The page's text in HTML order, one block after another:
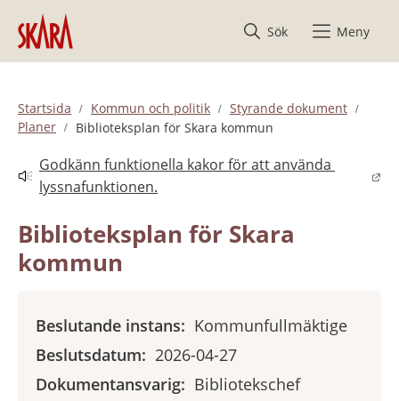
Hoppa till innehåll
Sök
Meny
Startsida Kommun och politik
Styrande dokument
Planer
Biblioteksplan för Skara kommun
Godkänn funktionella kakor för att använda
lyssnafunktionen.
Länk till annan webbplats.
Biblioteksplan för Skara
kommun
Beslutande instans: Kommunfullmäktige
Beslutsdatum: 2026-04-27
Dokumentansvarig: Bibliotekschef